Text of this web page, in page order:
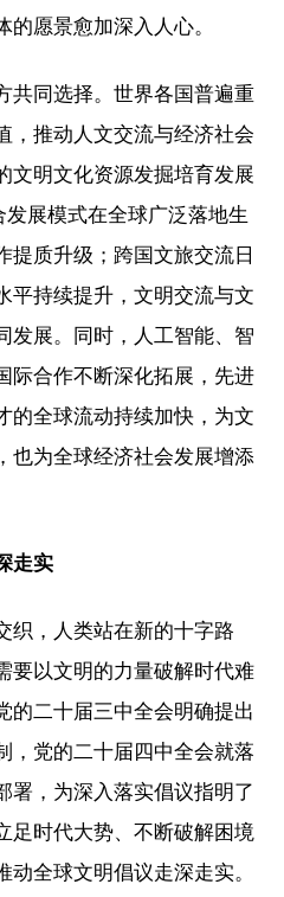
愿景愈加深入人心。
共同选择。世界各国普遍重
，推动人文交流与经济社会
文明文化资源发掘培育发展
发展模式在全球广泛落地生
提质升级；跨国文旅交流日
平持续提升，文明交流与文
发展。同时，人工智能、智
际合作不断深化拓展，先进
的全球流动持续加快，为文
也为全球经济社会发展增添
走实
织，人类站在新的十字路
要以文明的力量破解时代难
的二十届三中全会明确提出
，党的二十届四中全会就落
署，为深入落实倡议指明了
足时代大势、不断破解困境
全球文明倡议走深走实。